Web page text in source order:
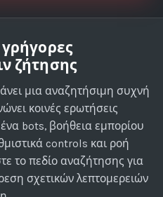
ζήτησης
μια αναζητήσιμη συχνή
κοινές ερωτήσεις
bots, βοήθεια εμπορίου
controls και ροή
το πεδίο αναζήτησης για
σχετικών λεπτομερειών